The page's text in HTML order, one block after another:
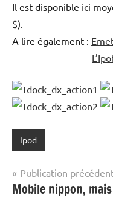
Il est disponible ici
$).
A lire également :
Ipod
Navigation
de
Publication
Mobile nippon,